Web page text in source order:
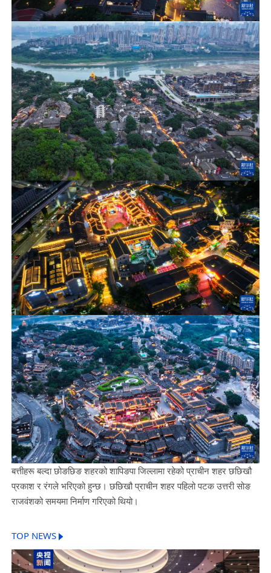
बत्तीहरू बल्दा छोङछिङ शहरको शापिङपा जिल्लामा रहेको प्राचीन शहर छछिखौ
प्रकाश र रंगले भरिएको हुन्छ। छछिखौ प्राचीन शहर पहिलो पटक उत्तरी सोङ
राजवंशको समयमा निर्माण गरिएको थियो।
TOP NEWS